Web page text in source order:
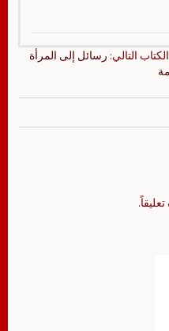
التالي: رسائل إلى المرأة